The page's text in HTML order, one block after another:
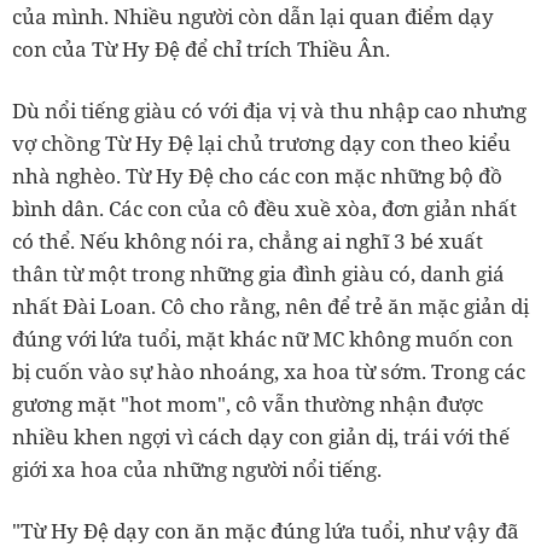
của mình. Nhiều người còn dẫn lại quan điểm dạy
con của Từ Hy Đệ để chỉ trích Thiều Ân.
Dù nổi tiếng giàu có với địa vị và thu nhập cao nhưng
vợ chồng Từ Hy Đệ lại chủ trương dạy con theo kiểu
nhà nghèo. Từ Hy Đệ cho các con mặc những bộ đồ
bình dân. Các con của cô đều xuề xòa, đơn giản nhất
có thể. Nếu không nói ra, chẳng ai nghĩ 3 bé xuất
thân từ một trong những gia đình giàu có, danh giá
nhất Đài Loan. Cô cho rằng, nên để trẻ ăn mặc giản dị
đúng với lứa tuổi, mặt khác nữ MC không muốn con
bị cuốn vào sự hào nhoáng, xa hoa từ sớm. Trong các
gương mặt "hot mom", cô vẫn thường nhận được
nhiều khen ngợi vì cách dạy con giản dị, trái với thế
giới xa hoa của những người nổi tiếng.
"Từ Hy Đệ dạy con ăn mặc đúng lứa tuổi, như vậy đã